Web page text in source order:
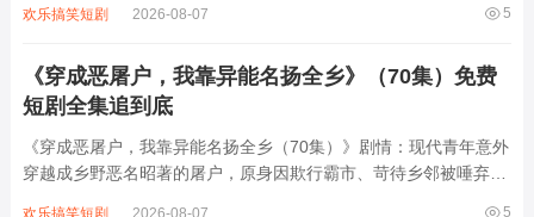
科举之路上披荆斩棘，从乡试到殿试层层突围，更在京城结识了志
5
欢乐搞笑短剧 2026-08-07
《穿成恶屠户，我靠异能名扬全乡》（70集）免费
短剧全集追到底
《穿成恶屠户，我靠异能名扬全乡（70集）》剧情：现代青年意外
穿越成乡野恶名昭著的屠户，原身因欺行霸市、苛待乡邻被唾弃。
5
欢乐搞笑短剧 2026-08-07